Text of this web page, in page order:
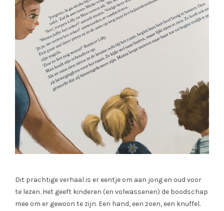
Dit prachtige verhaal is er eentje om aan jong en oud voor
te lezen. Het geeft kinderen (en volwassenen) de boodschap
mee om er gewoon te zijn. Een hand, een zoen, een knuffel.